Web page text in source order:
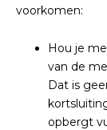
voorkomen:
Hou je
van de
Dat is
opbergt